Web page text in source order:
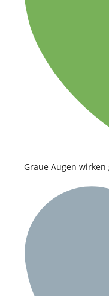
Graue Augen